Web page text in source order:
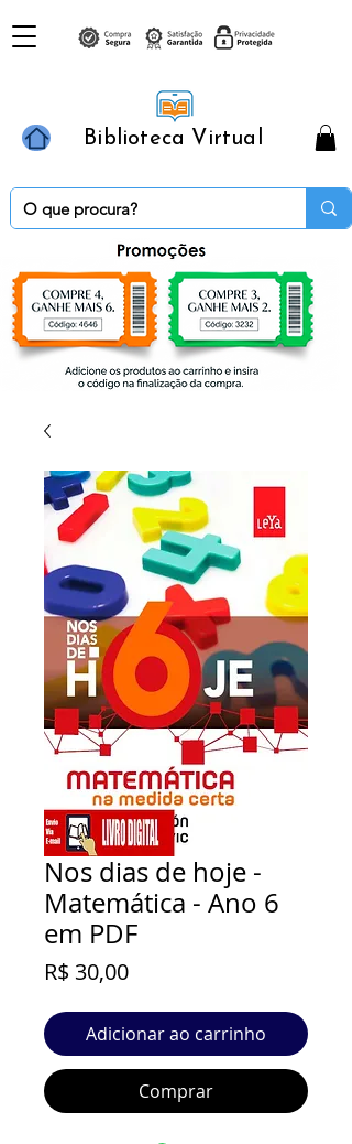
Biblioteca Virtual
Nos dias de hoje -
Matemática - Ano 6
em PDF
R$ 30,00Preço
Adicionar ao carrinho
Comprar